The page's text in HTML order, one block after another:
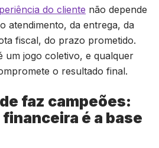
do cliente não depende
atendimento, da entrega, da
fiscal, do prazo prometido.
um jogo coletivo, e qualquer
o resultado final.
faz campeões:
é a base